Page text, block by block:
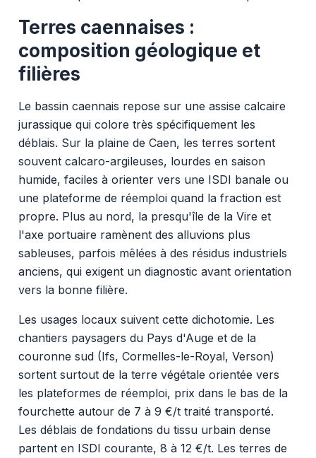
Terres caennaises :
composition géologique et
filières
Le bassin caennais repose sur une assise calcaire
jurassique qui colore très spécifiquement les
déblais. Sur la plaine de Caen, les terres sortent
souvent calcaro-argileuses, lourdes en saison
humide, faciles à orienter vers une ISDI banale ou
une plateforme de réemploi quand la fraction est
propre. Plus au nord, la presqu'île de la Vire et
l'axe portuaire ramènent des alluvions plus
sableuses, parfois mêlées à des résidus industriels
anciens, qui exigent un diagnostic avant orientation
vers la bonne filière.
Les usages locaux suivent cette dichotomie. Les
chantiers paysagers du Pays d'Auge et de la
couronne sud (Ifs, Cormelles-le-Royal, Verson)
sortent surtout de la terre végétale orientée vers
les plateformes de réemploi, prix dans le bas de la
fourchette autour de 7 à 9 €/t traité transporté.
Les déblais de fondations du tissu urbain dense
partent en ISDI courante, 8 à 12 €/t. Les terres de